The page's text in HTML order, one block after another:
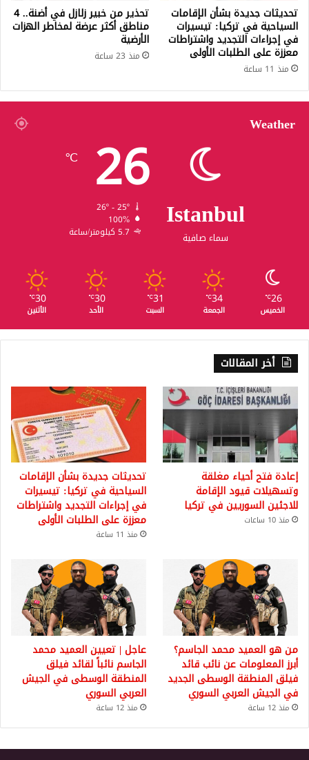
تحديثات جديدة بشأن الإقامات
السياحية في تركيا: تيسيرات
في إجراءات التجديد واشتراطات
معززة على الطلبات الأولى
منذ 11 ساعة
تحذير من خبير زلازل في أضنة.. 4
مناطق أكثر عرضة لمخاطر الهزات
الأرضية
منذ 23 ساعة
Weather
Istanbul
سماء صافية
26
℃
26º - 25º
100%
5.7 كيلومتر/ساعة
26
℃
الخميس
34
℃
الجمعة
31
℃
السبت
30
℃
الأحد
30
℃
الأثنين
أخر المقالات
إعادة فتح أحياء مغلقة
وتسهيلات قيود الإقامة
للاجئين السوريين في تركيا
منذ 10 ساعات
تحديثات جديدة بشأن الإقامات
السياحية في تركيا: تيسيرات
في إجراءات التجديد واشتراطات
معززة على الطلبات الأولى
منذ 11 ساعة
من هو العميد محمد الجاسم؟
أبرز المعلومات عن نائب قائد
فيلق المنطقة الوسطى الجديد
في الجيش العربي السوري
منذ 12 ساعة
عاجل | تعيين العميد محمد
الجاسم نائباً لقائد فيلق
المنطقة الوسطى في الجيش
العربي السوري
منذ 12 ساعة